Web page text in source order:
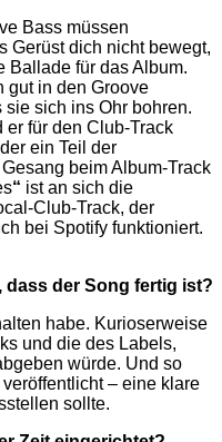
Bass müssen
Gerüst dich nicht bewegt,
Ballade für das Album.
gut in den Groove
sich ins Ohr bohren.
er für den Club-Track
ein Teil der
beim Album-Track
“ ist an sich die
Club-Track, der
bei Spotify funktioniert.
der Song fertig ist?
habe. Kurioserweise
und die des Labels,
würde. Und so
– eine klare
sollte.